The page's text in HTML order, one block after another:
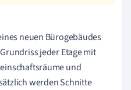
neuen Bürogebäudes
jeder Etage mit
und
werden Schnitte